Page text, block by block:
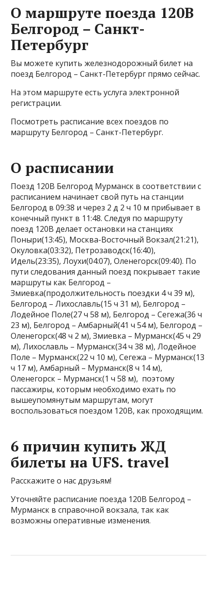
О маршруте поезда 120В
Белгород – Санкт-
Петербург
Вы можете купить железнодорожный билет на
поезд Белгород – Санкт-Петербург прямо сейчас.
На этом маршруте есть услуга электронной
регистрации.
Посмотреть расписание всех поездов по
маршруту Белгород – Санкт-Петербург.
О расписании
Поезд 120В Белгород Мурманск в соответствии с
расписанием начинает свой путь на станции
Белгород в 09:38 и через 2 д 2 ч 10 м прибывает в
конечный пункт в 11:48. Следуя по маршруту
поезд 120В делает остановки на станциях
Поныри(13:45), Москва-Восточный Вокзал(21:21),
Окуловка(03:32), Петрозаводск(16:40),
Идель(23:35), Лоухи(04:07), Оленегорск(09:40). По
пути следования данный поезд покрывает такие
маршруты как Белгород –
Змиевка(продолжительность поездки 4 ч 39 м),
Белгород – Лихославль(15 ч 31 м), Белгород –
Лодейное Поле(27 ч 58 м), Белгород – Сегежа(36 ч
23 м), Белгород – Амбарный(41 ч 54 м), Белгород –
Оленегорск(48 ч 2 м), Змиевка – Мурманск(45 ч 29
м), Лихославль – Мурманск(34 ч 38 м), Лодейное
Поле – Мурманск(22 ч 10 м), Сегежа – Мурманск(13
ч 17 м), Амбарный – Мурманск(8 ч 14 м),
Оленегорск – Мурманск(1 ч 58 м), поэтому
пассажиры, которым необходимо ехать по
вышеупомянутым маршрутам, могут
воспользоваться поездом 120В, как проходящим.
6 причин купить ЖД
билеты на UFS. travel
Расскажите о нас друзьям!
Уточняйте расписание поезда 120В Белгород –
Мурманск в справочной вокзала, так как
возможны оперативные изменения.